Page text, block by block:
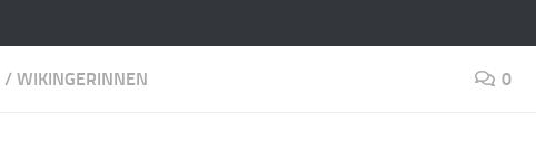
/ WIKINGERINNEN 0